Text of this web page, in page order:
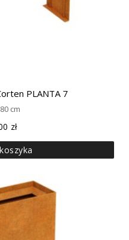
PLANTA 7
cm
zł